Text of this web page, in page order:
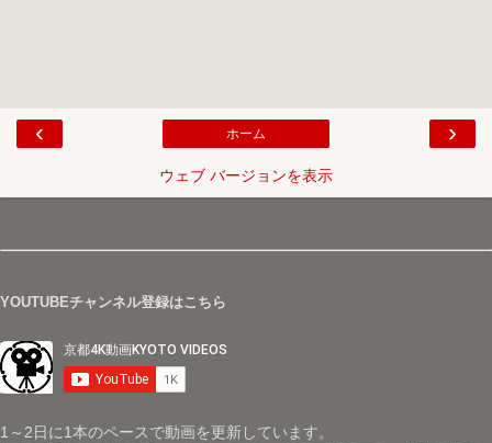
‹ ›
ホーム
ウェブ バージョンを表示
YOUTUBEチャンネル登録はこちら
1～2日に1本のペースで動画を更新しています。